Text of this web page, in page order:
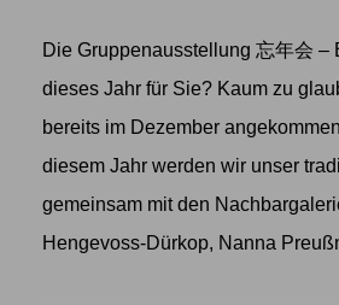
Die Gruppenausstellung 忘年会 –
dieses Jahr für Sie? Kaum zu
bereits im Dezember
diesem Jahr werden wir unser
gemeinsam mit den
Hengevoss-Dürkop, Nanna